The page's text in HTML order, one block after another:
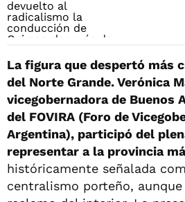
La figura que despertó más
del Norte Grande. Verónica
vicegobernadora de Buenos
del FOVIRA (Foro de
Argentina), participó del
representar a la provincia
históricamente señalada
centralismo porteño,